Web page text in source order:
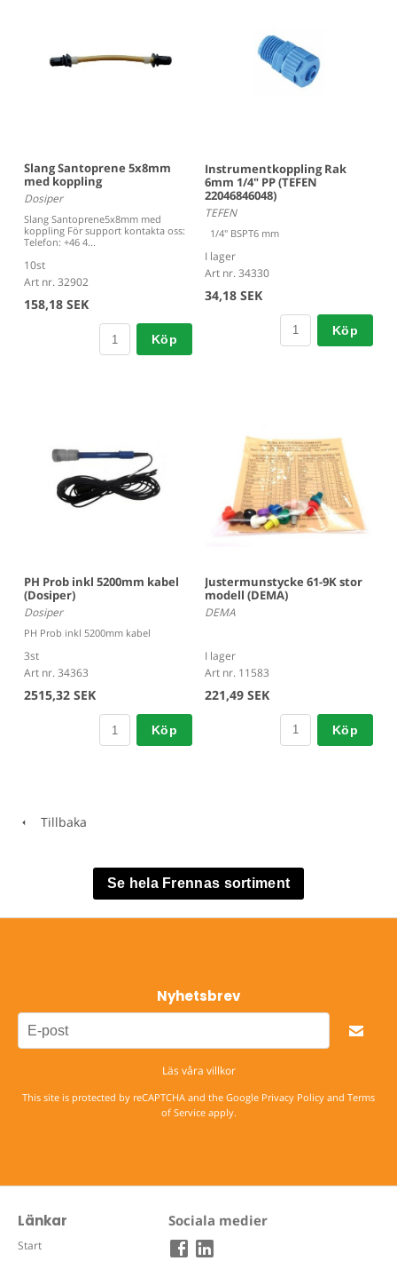
Slang Santoprene 5x8mm
med koppling
Dosiper
Slang Santoprene5x8mm med
koppling För support kontakta oss:
Telefon: +46 4...
10st
Art nr. 32902
158,18 SEK
Köp
Instrumentkoppling Rak
6mm 1/4" PP (TEFEN
22046846048)
TEFEN
1/4" BSPT6 mm
I lager
Art nr. 34330
34,18 SEK
Köp
PH Prob inkl 5200mm kabel
(Dosiper)
Dosiper
PH Prob inkl 5200mm kabel
3st
Art nr. 34363
2515,32 SEK
Köp
Justermunstycke 61-9K stor
modell (DEMA)
DEMA
I lager
Art nr. 11583
221,49 SEK
Köp
Tillbaka
Se hela Frennas sortiment
Nyhetsbrev
Läs våra villkor
This site is protected by reCAPTCHA and the Google Privacy Policy and Terms
of Serviceapply.
Länkar
Start
Sociala medier